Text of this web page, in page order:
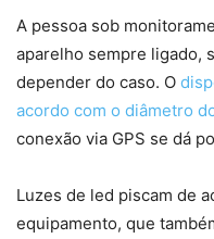
A pessoa sob
aparelho sempre ligado,
depender do caso. O
acordo com o diâmetro
conexão via GPS se dá
Luzes de led piscam de
equipamento, que